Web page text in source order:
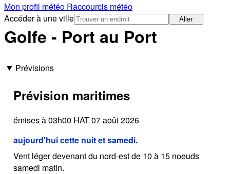
Mon profil météo Raccourcis météo
Accéder à une ville
Aller
Golfe - Port au Port
Prévisions
Prévision maritimes
émises à 03h00 HAT 07 août 2026
aujourd'hui cette nuit et samedi.
Vent léger devenant du nord-est de 10 à 15 noeuds
samedi matin.